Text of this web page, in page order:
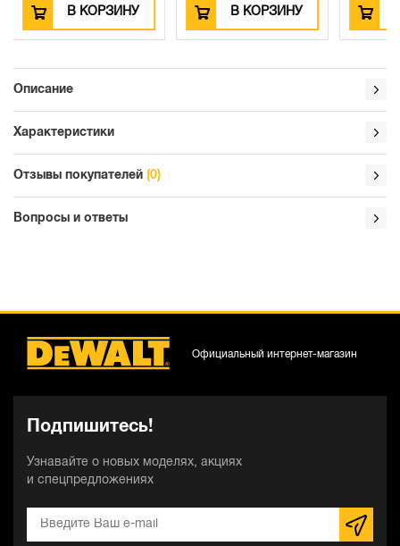
В КОРЗИНУ В КОРЗИНУ
Описание
Характеристики
Отзывы покупателей (0)
Вопросы и ответы
Подпишитесь!
Узнавайте о новых моделях, акциях
и спецпредложениях
Официальный интернет-магазин